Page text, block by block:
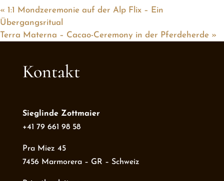
« 1:1 Mondzeremonie auf der Alp Flix – Ein
Übergangsritual
Terra Materna – Cacao-Ceremony in der Pferdeherde »
Kontakt
Sieglinde Zottmaier
+41 79 661 98 58
Pra Miez 45
7456 Marmorera – GR – Schweiz